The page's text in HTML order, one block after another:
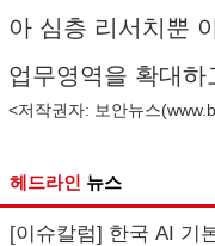
아 심층 리서치뿐
업무영역을 확대하
<저작권자: 보안뉴스(
헤드라인 뉴스
[이슈칼럼] 한국 AI 기